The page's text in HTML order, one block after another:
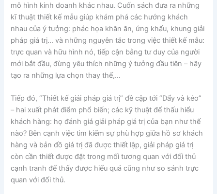
mô hình kinh doanh khác nhau. Cuốn sách đưa ra những
kĩ thuật thiết kế mẫu giúp khám phá các hướng khách
nhau của ý tưởng: phác họa khăn ăn, ứng khẩu, khung giải
pháp giá trị… và những nguyên tắc trong việc thiết kế mẫu:
trực quan và hữu hình nó, tiếp cận bằng tư duy của người
mới bắt đầu, đừng yêu thích những ý tưởng đầu tiên – hãy
tạo ra những lựa chọn thay thế,…
Tiếp đó, “Thiết kế giải pháp giá trị” đề cập tới “Đẩy và kéo”
– hai xuất phát điểm phổ biến; các kỹ thuật để thấu hiểu
khách hàng: họ đánh giá giải pháp giá trị của bạn như thế
nào? Bên cạnh việc tìm kiếm sự phù hợp giữa hồ sơ khách
hàng và bản đồ giá trị đã được thiết lập, giải pháp giá trị
còn cần thiết được đặt trong mối tương quan với đối thủ
cạnh tranh để thấy được hiểu quả cũng như so sánh trực
quan với đối thủ.